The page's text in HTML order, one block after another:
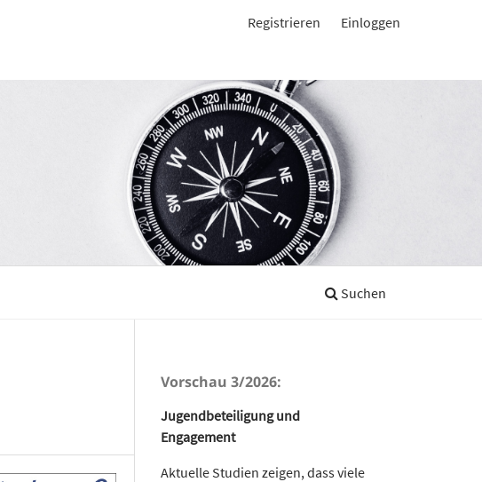
Suchen
Registrieren Einloggen
Vorschau 3/2026:
Jugendbeteiligung und
Engagement
Aktuelle Studien zeigen, dass viele